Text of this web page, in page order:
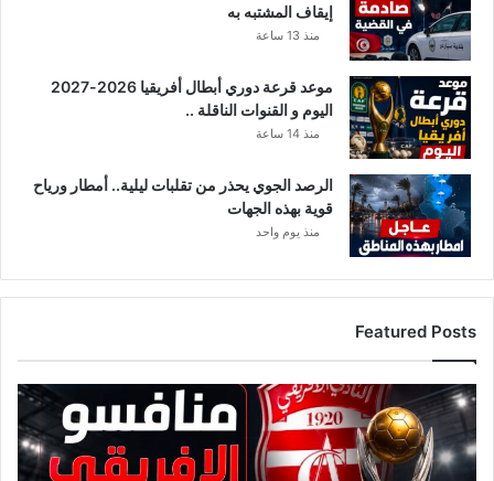
إيقاف المشتبه به
منذ 13 ساعة
موعد قرعة دوري أبطال أفريقيا 2026-2027
اليوم و القنوات الناقلة ..
منذ 14 ساعة
الرصد الجوي يحذر من تقلبات ليلية.. أمطار ورياح
قوية بهذه الجهات
منذ يوم واحد
Featured Posts
ق
ئ
م